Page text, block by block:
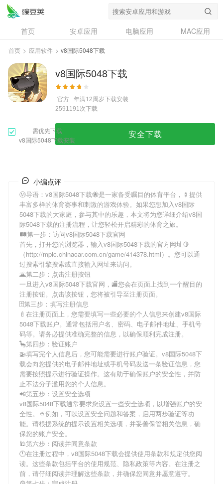
首页 安卓应用 电脑应用
MAC应用
资讯
专题
问答
首页 > 应用软件 > v8国际5048下载
v8国际5048下载
官方 年满12周岁下载安装
2591191次下载
需优先下载
v8国际5048下载安装
安全下载
小编点评
Ⓜ导语： v8国际5048下载🐝是一家备受瞩目的体育平台，🍢提供
丰富多样的体育赛事和刺激的游戏体验。如果您想加入v8国际
5048下载的大家庭，参与其中的乐趣，本文将为您详细介绍v8国
际5048下载的注册流程，让您轻松开启精彩的体育之旅。
🛤第一步：访问v8国际5048下载官网
首先，打开您的浏览器，输入v8国际5048下载的官方网址🍋
（http://mpic.chinacar.com.cn/game/414378.html）。您可以通
过搜索引擎搜索或直接输入网址来访问。
🌋第二步：点击注册按钮
一旦进入v8国际5048下载官网，🏬您会在页面上找到一个醒目的
注册按钮。点击该按钮，您将被引导至注册页面。
🗄第三步：填写注册信息
🍼在注册页面上，您需要填写一些必要的个人信息来创建v8国际
5048下载账户。通常包括用户名、密码、电子邮件地址、手机号
码等。请务必提供准确完整的信息，以确保顺利完成注册。
🦕第四步：验证账户
🚁填写完个人信息后，您可能需要进行账户验证。 v8国际5048下
载会向您提供的电子邮件地址或手机号码发送一条验证信息，您
需要按照提示进行验证操作。这有助于确保账户的安全性，并防
止不法分子滥用您的个人信息。
📲第五步：设置安全选项
v8国际5048下载通常要求您设置一些安全选项，以增强账户的安
全性。🥤例如，可以设置安全问题和答案，启用两步验证等功
能。请根据系统的提示设置相关选项，并妥善保管相关信息，确
保您的账户安全。
🕌第六步：阅读并同意条款
🕚在注册过程中， v8国际5048下载会提供使用条款和规定供您阅
读。这些条款包括平台的使用规范、隐私政策等内容。在注册之
前，请仔细阅读并理解这些条款，并确保您同意并愿意遵守。